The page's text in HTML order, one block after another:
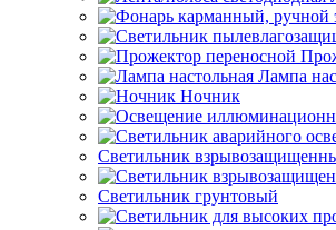
Лампа
Ночник
Светильник
Светильник грунтовый